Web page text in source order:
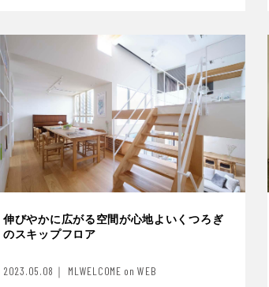
伸びやかに広がる空間が心地よいくつろぎ
のスキップフロア
2023.05.08｜ MLWELCOME on WEB